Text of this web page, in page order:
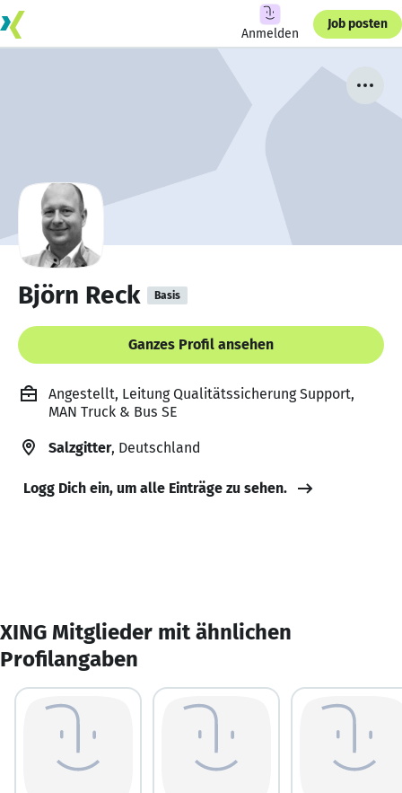
Anmelden
Job posten
Björn Reck Basis
Ganzes Profil ansehen
Angestellt, Leitung Qualitätssicherung Support,
MAN Truck & Bus SE
Salzgitter, Deutschland
Logg Dich ein, um alle Einträge zu sehen.
XING Mitglieder mit ähnlichen
Profilangaben